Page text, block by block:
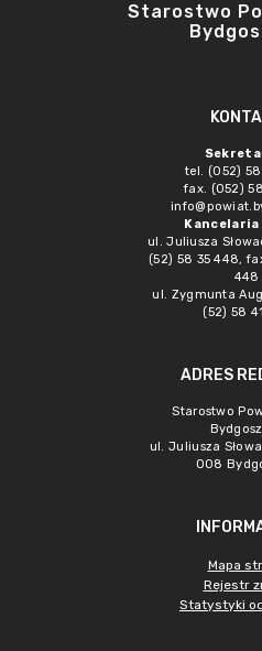
Starostwo
tel. (052)
fax. (052)
Kancelaria
ul. Juliusza
(52) 58 35 448,
448
ul. Zygmunta
(52) 58
ADRES
Starostwo
ul. Juliusza
008
Mapa
Rejestr
Statystyki